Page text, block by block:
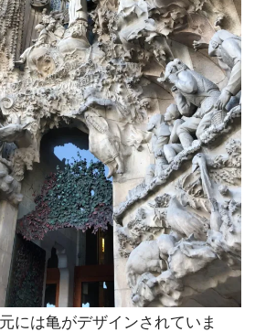
には亀がデザインされていま